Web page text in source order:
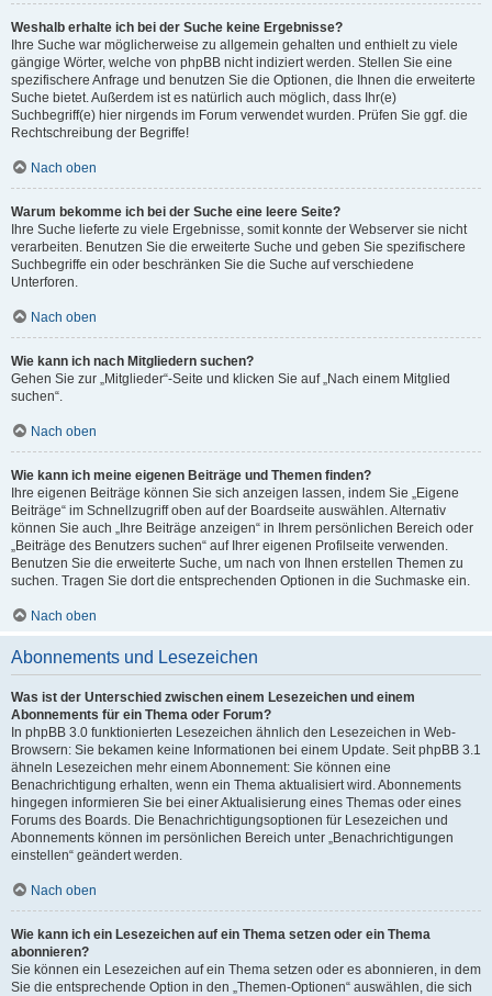
Weshalb erhalte ich bei der Suche keine Ergebnisse?
Ihre Suche war möglicherweise zu allgemein gehalten und enthielt zu viele
gängige Wörter, welche von phpBB nicht indiziert werden. Stellen Sie eine
spezifischere Anfrage und benutzen Sie die Optionen, die Ihnen die erweiterte
Suche bietet. Außerdem ist es natürlich auch möglich, dass Ihr(e)
Suchbegriff(e) hier nirgends im Forum verwendet wurden. Prüfen Sie ggf. die
Rechtschreibung der Begriffe!
Nach oben
Warum bekomme ich bei der Suche eine leere Seite?
Ihre Suche lieferte zu viele Ergebnisse, somit konnte der Webserver sie nicht
verarbeiten. Benutzen Sie die erweiterte Suche und geben Sie spezifischere
Suchbegriffe ein oder beschränken Sie die Suche auf verschiedene
Unterforen.
Nach oben
Wie kann ich nach Mitgliedern suchen?
Gehen Sie zur „Mitglieder“-Seite und klicken Sie auf „Nach einem Mitglied
suchen“.
Nach oben
Wie kann ich meine eigenen Beiträge und Themen finden?
Ihre eigenen Beiträge können Sie sich anzeigen lassen, indem Sie „Eigene
Beiträge“ im Schnellzugriff oben auf der Boardseite auswählen. Alternativ
können Sie auch „Ihre Beiträge anzeigen“ in Ihrem persönlichen Bereich oder
„Beiträge des Benutzers suchen“ auf Ihrer eigenen Profilseite verwenden.
Benutzen Sie die erweiterte Suche, um nach von Ihnen erstellen Themen zu
suchen. Tragen Sie dort die entsprechenden Optionen in die Suchmaske ein.
Nach oben
Abonnements und Lesezeichen
Was ist der Unterschied zwischen einem Lesezeichen und einem
Abonnements für ein Thema oder Forum?
In phpBB 3.0 funktionierten Lesezeichen ähnlich den Lesezeichen in Web-
Browsern: Sie bekamen keine Informationen bei einem Update. Seit phpBB 3.1
ähneln Lesezeichen mehr einem Abonnement: Sie können eine
Benachrichtigung erhalten, wenn ein Thema aktualisiert wird. Abonnements
hingegen informieren Sie bei einer Aktualisierung eines Themas oder eines
Forums des Boards. Die Benachrichtigungsoptionen für Lesezeichen und
Abonnements können im persönlichen Bereich unter „Benachrichtigungen
einstellen“ geändert werden.
Nach oben
Wie kann ich ein Lesezeichen auf ein Thema setzen oder ein Thema
abonnieren?
Sie können ein Lesezeichen auf ein Thema setzen oder es abonnieren, in dem
Sie die entsprechende Option in den „Themen-Optionen“ auswählen, die sich